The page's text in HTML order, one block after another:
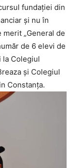
fundației din
și nu în
„General de
de 6 elevi de
la Colegiul
și Colegiul
Constanța.